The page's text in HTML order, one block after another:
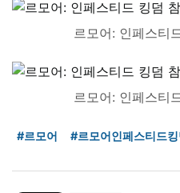
르모어: 인페스티
르모어: 인페스티
#르모어 #르모어인페스티드킹